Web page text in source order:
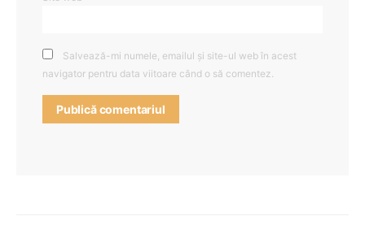
Salvează-mi numele, emailul și site-ul web în acest
navigator pentru data viitoare când o să comentez.